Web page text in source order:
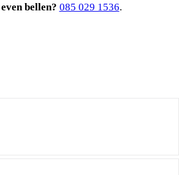
berekenen
bellen? 085 029 1536.